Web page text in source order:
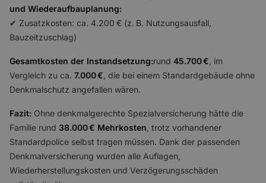
und Wiederaufbauplanung:
✔ Zusatzkosten: ca. 4.200 € (z. B. Nutzungsausfall,
Bauzeitzuschlag)
Gesamtkosten der Instandsetzung:rund 45.700 € , im
Vergleich zu ca. 7.000 € , die bei einem Standardgebäude ohne
Denkmalschutz angefallen wären.
Fazit: Ohne denkmalgerechte Spezialversicherung hätte die
Familie rund 38.000 € Mehrkosten , trotz vorhandener
Standardpolice selbst tragen müssen. Dank der passenden
Denkmalversicherung wurden alle Auflagen,
Wiederherstellungskosten und Verzögerungsschäden